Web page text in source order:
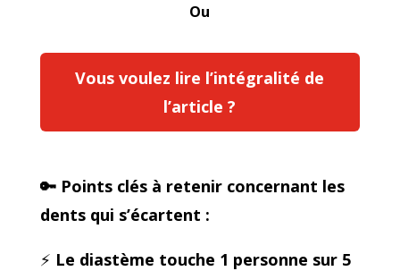
Ou
Vous voulez lire l’intégralité de
l’article ?
🔑 Points clés à retenir concernant les
dents qui s’écartent :
⚡ Le diastème touche 1 personne sur 5